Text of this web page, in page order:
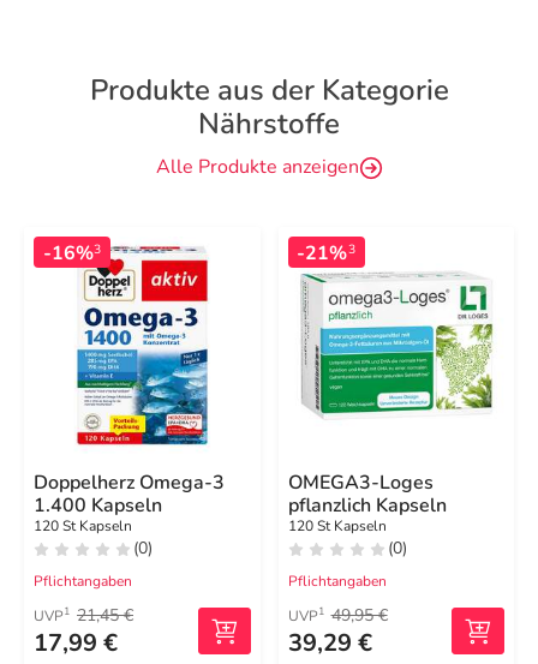
Produkte aus der Kategorie
Nährstoffe
Alle Produkte anzeigen
-16%3
Doppelherz Omega-3
1.400 Kapseln
120 St Kapseln
(0)
Pflichtangaben
UVP1 21,45 €
17,99 €
-21%3
OMEGA3-Loges
pflanzlich Kapseln
120 St Kapseln
(0)
Pflichtangaben
UVP1 49,95 €
39,29 €